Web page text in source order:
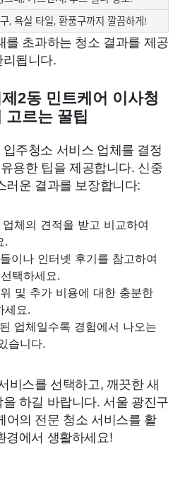
, 욕실 타일, 환풍구까지 깔끔하게!
를 초과하는 청소 결과를 제공
됩니다.
2동 민트케어 이사청
고르는 꿀팁
주청소 서비스 업체를 결정
용한 팁을 제공합니다. 신중
러운 결과를 보장합니다:
업체의 견적을 받고 비교하여
.
이나 인터넷 후기를 참고하여
택하세요.
및 추가 비용에 대한 충분한
세요.
업체일수록 경험에서 나오는
습니다.
비스를 선택하고, 깨끗한 새
하길 바랍니다. 서울 광진구
어의 전문 청소 서비스를 활
경에서 생활하세요!